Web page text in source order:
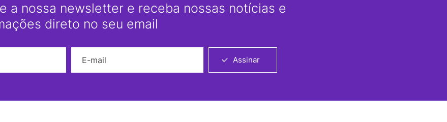
a nossa newsletter e receba nossas notícias e
direto no seu email
Assinar